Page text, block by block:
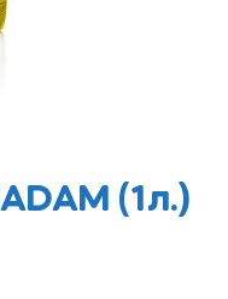
(1л.)